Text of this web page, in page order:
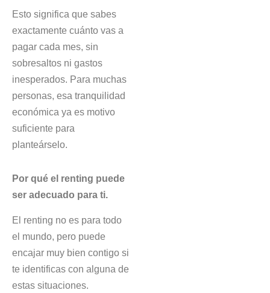
Esto significa que sabes
exactamente cuánto vas a
pagar cada mes, sin
sobresaltos ni gastos
inesperados. Para muchas
personas, esa tranquilidad
económica ya es motivo
suficiente para
planteárselo.
Por qué el renting puede
ser adecuado para ti.
El renting no es para todo
el mundo, pero puede
encajar muy bien contigo si
te identificas con alguna de
estas situaciones.